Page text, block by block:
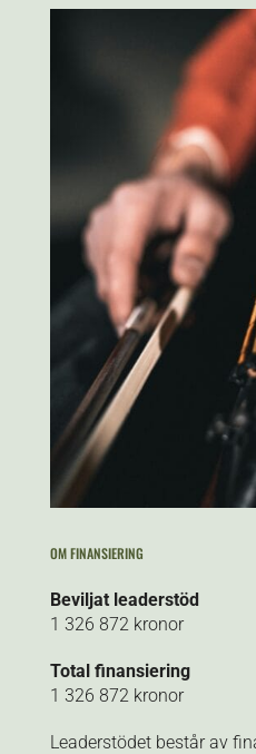
OM FINANSIERING
Beviljat leaderstöd
1 326 872 kronor
Total finansiering
1 326 872 kronor
Leaderstödet består av